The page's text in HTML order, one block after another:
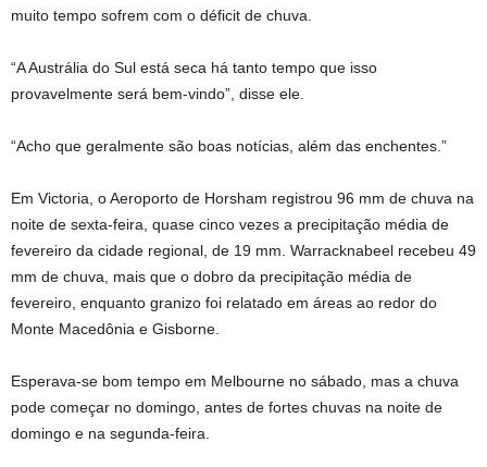
muito tempo sofrem com o déficit de chuva.
“A Austrália do Sul está seca há tanto tempo que isso
provavelmente será bem-vindo”, disse ele.
“Acho que geralmente são boas notícias, além das enchentes.”
Em Victoria, o Aeroporto de Horsham registrou 96 mm de chuva na
noite de sexta-feira, quase cinco vezes a precipitação média de
fevereiro da cidade regional, de 19 mm. Warracknabeel recebeu 49
mm de chuva, mais que o dobro da precipitação média de
fevereiro, enquanto granizo foi relatado em áreas ao redor do
Monte Macedônia e Gisborne.
Esperava-se bom tempo em Melbourne no sábado, mas a chuva
pode começar no domingo, antes de fortes chuvas na noite de
domingo e na segunda-feira.